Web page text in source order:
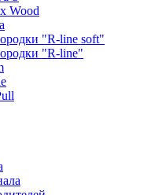
Wood
"R-line soft"
"R-line"